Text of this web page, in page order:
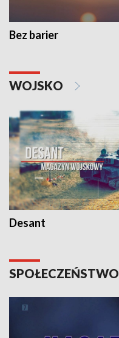
Bez barier
WOJSKO
Desant
SPOŁECZEŃSTWO